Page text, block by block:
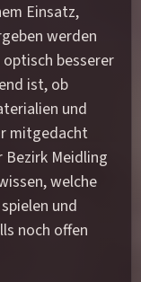
Einsatz,
werden
besserer
ist, ob
und
mitgedacht
Bezirk Meidling
welche
und
noch offen